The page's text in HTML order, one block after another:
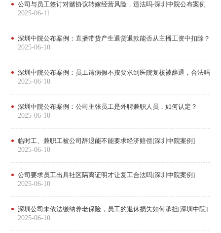
公司与员工签订对赌协议转嫁经营风险，违法吗-深圳中院公布案例
2025-06-11
深圳中院公布案例：直播带货产生退货退款能否从主播工资中扣除？
2025-06-10
深圳中院公布案例：员工请病假不按要求到医院复核被辞退，合法吗？
2025-06-10
深圳中院公布案例：公司主张员工是外聘兼职人员，如何认定？
2025-06-10
临时工、兼职工被公司辞退能不能要求经济赔偿[深圳中院案例]
2025-06-10
公司要求员工出具社区隔离证明才让复工合法吗[深圳中院案例]
2025-06-10
深圳公司未依法缴纳养老保险，员工的退休损失如何承担[深圳中院]
2025-06-10